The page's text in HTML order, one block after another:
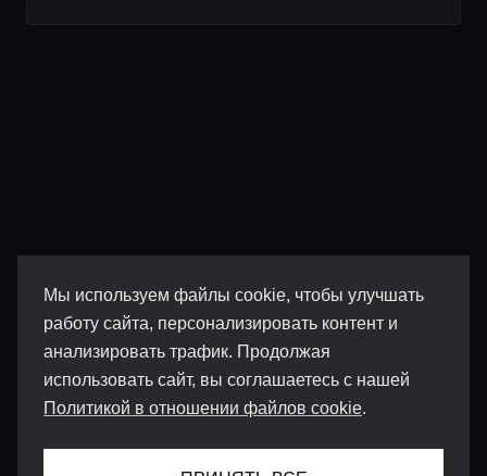
Мы используем файлы cookie, чтобы улучшать
работу сайта, персонализировать контент и
анализировать трафик. Продолжая
использовать сайт, вы соглашаетесь с нашей
Политикой в отношении файлов cookie.